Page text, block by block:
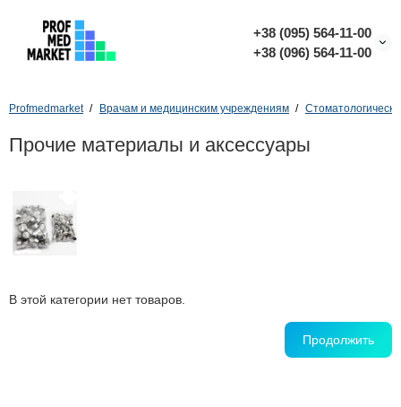
+38 (095) 564-11-00
+38 (096) 564-11-00
Profmedmarket Врачам и медицинским учреждениям
Прочие материалы и аксессуары
В этой категории нет товаров.
Продолжить